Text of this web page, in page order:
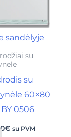
sandėlyje
su
su
60×80
0506
€ su PVM